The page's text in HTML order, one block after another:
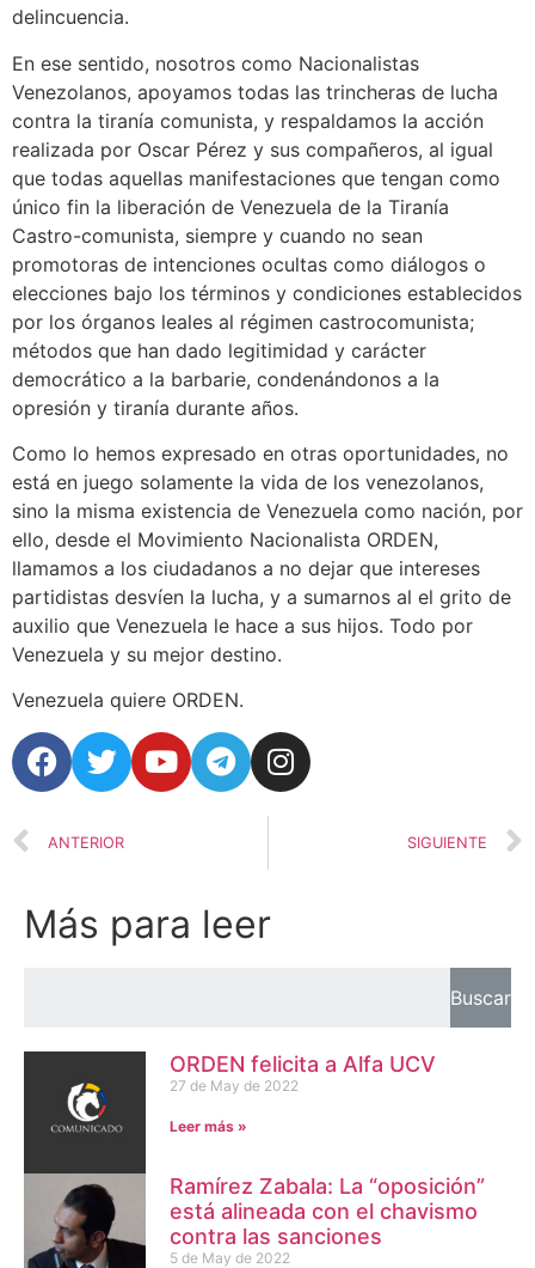
delincuencia.
En ese sentido, nosotros como Nacionalistas
Venezolanos, apoyamos todas las trincheras de lucha
contra la tiranía comunista, y respaldamos la acción
realizada por Oscar Pérez y sus compañeros, al igual
que todas aquellas manifestaciones que tengan como
único fin la liberación de Venezuela de la Tiranía
Castro-comunista, siempre y cuando no sean
promotoras de intenciones ocultas como diálogos o
elecciones bajo los términos y condiciones establecidos
por los órganos leales al régimen castrocomunista;
métodos que han dado legitimidad y carácter
democrático a la barbarie, condenándonos a la
opresión y tiranía durante años.
Como lo hemos expresado en otras oportunidades, no
está en juego solamente la vida de los venezolanos,
sino la misma existencia de Venezuela como nación, por
ello, desde el Movimiento Nacionalista ORDEN,
llamamos a los ciudadanos a no dejar que intereses
partidistas desvíen la lucha, y a sumarnos al el grito de
auxilio que Venezuela le hace a sus hijos. Todo por
Venezuela y su mejor destino.
Venezuela quiere ORDEN.
ANTERIOR SIGUIENTE
Más para leer
Buscar
ORDEN felicita a Alfa UCV
27 de May de 2022
Leer más »
Ramírez Zabala: La “oposición”
está alineada con el chavismo
contra las sanciones
5 de May de 2022